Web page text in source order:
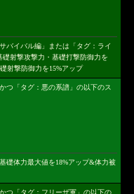
バイバル編」または「タグ：ライ
射撃攻撃力・基礎打撃防御力を
射撃防御力を15%アップ
つ「タグ：悪の系譜」の以下のス
礎体力最大値を18%アップ&体力被
つ「タグ：フリーザ軍」の以下の